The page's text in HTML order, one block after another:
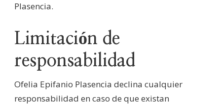
Plasencia.
Limitación de
responsabilidad
Ofelia Epifanio Plasencia declina cualquier
responsabilidad en caso de que existan